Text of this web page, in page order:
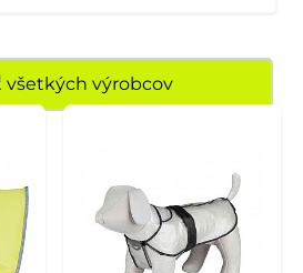
všetkých výrobcov